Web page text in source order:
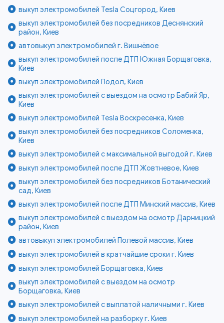
выкуп электромобилей Tesla Соцгород, Киев
выкуп электромобилей без посредников Деснянский
район, Киев
автовыкуп электромобилей г. Вишнёвое
выкуп электромобилей после ДТП Южная Борщаговка,
Киев
выкуп электромобилей Подол, Киев
выкуп электромобилей с выездом на осмотр Бабий Яр,
Киев
выкуп электромобилей Tesla Воскресенка, Киев
выкуп электромобилей без посредников Соломенка,
Киев
выкуп электромобилей с максимальной выгодой г. Киев
выкуп электромобилей после ДТП Жовтневое, Киев
выкуп электромобилей без посредников Ботанический
сад, Киев
выкуп электромобилей после ДТП Минский массив, Киев
выкуп электромобилей с выездом на осмотр Дарницкий
район, Киев
автовыкуп электромобилей Полевой массив, Киев
выкуп электромобилей в кратчайшие сроки г. Киев
выкуп электромобилей Борщаговка, Киев
выкуп электромобилей с выездом на осмотр
Борщаговка, Киев
выкуп электромобилей с выплатой наличными г. Киев
выкуп электромобилей на разборку г. Киев